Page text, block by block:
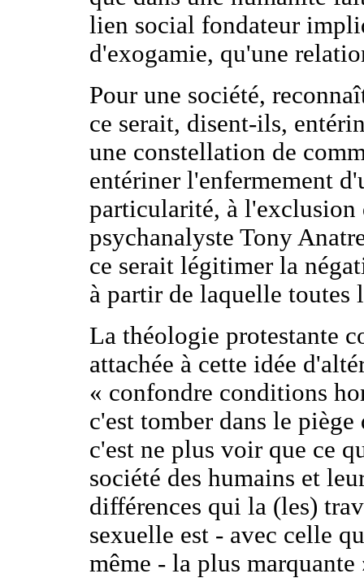
lien social fondateur
d'exogamie, qu'une
Pour une société,
ce serait, disent-ils,
une constellation de
entériner l'enfermement
particularité, à
psychanalyste Tony
ce serait légitimer la
à partir de laquelle toutes
La théologie protestante
attachée à cette idée
« confondre conditions
c'est tomber dans le
c'est ne plus voir que ce
société des humains et
différences qui la (les)
sexuelle est - avec celle
même - la plus marquante